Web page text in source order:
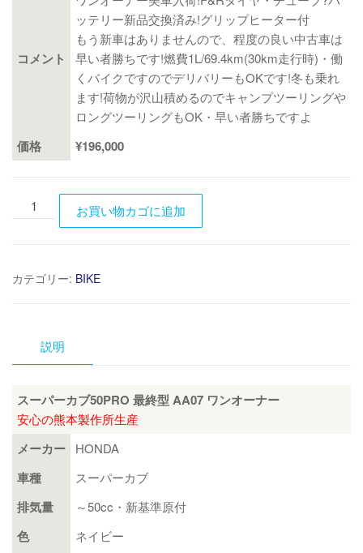
コメント
ッテリー新品交換済み!グリップヒーター付
もう新車はありませんので、程度の良い中古車は
早い者勝ちです!燃費1L/69.4km(30km走行時)・働
くバイクですのでデリバリーもOKです!冬も乗れ
ます!荷物が沢山積めるのでキャンプツーリングや
ロングツーリングもOK・早い者勝ちですよ
価格 ¥196,000
HONDA
ス
ー
50PRO
型
AA07
ン
オ
ナ
ー
お買い物カゴに追加
カテゴリー: BIKE
説明
スーパーカブ50PRO 最終型 AA07 ワンオーナー
安心の熊本製作所生産
メーカー HONDA
車種 スーパーカブ
排気量 ～50cc・新基準原付
色 ネイビー